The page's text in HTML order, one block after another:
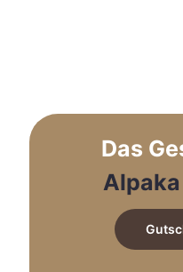
können
der
gewählt
Das